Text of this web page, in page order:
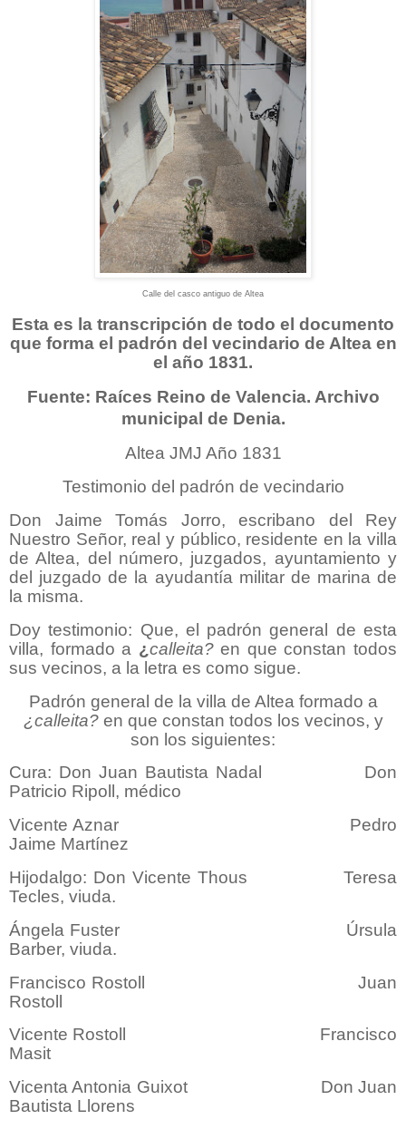
Calle del casco antiguo de Altea
Esta es la transcripción de todo el documento
que forma el padrón del vecindario de Altea en
el año 1831.
Fuente: Raíces Reino de Valencia. Archivo
municipal de Denia.
Altea JMJ Año 1831
Testimonio del padrón de vecindario
Don Jaime Tomás Jorro, escribano del Rey
Nuestro Señor, real y público, residente en la villa
de Altea, del número, juzgados, ayuntamiento y
del juzgado de la ayudantía militar de marina de
la misma.
Doy testimonio: Que, el padrón general de esta
villa, formado a ¿calleita? en que constan todos
sus vecinos, a la letra es como sigue.
Padrón general de la villa de Altea formado a
¿calleita?en que constan todos los vecinos, y
son los siguientes:
Cura: Don Juan Bautista Nadal Don
Patricio Ripoll, médico
Vicente Aznar Pedro
Jaime Martínez
Hijodalgo: Don Vicente Thous Teresa
Tecles, viuda.
Ángela Fuster Úrsula
Barber, viuda.
Francisco Rostoll Juan
Rostoll
Vicente Rostoll Francisco
Masit
Vicenta Antonia Guixot Don Juan
Bautista Llorens